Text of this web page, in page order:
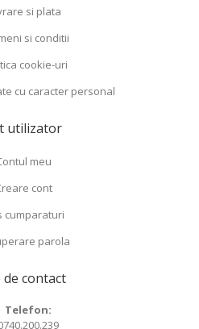
si plata
si conditii
cookie-uri
cu caracter personal
utilizator
meu
cont
cumparaturi
parola
de contact
Telefon: